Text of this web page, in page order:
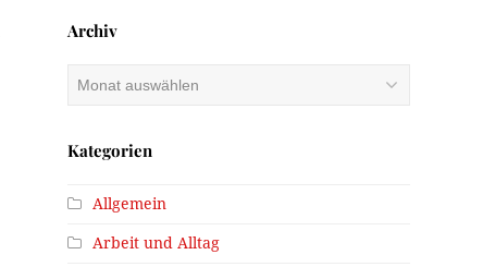
Archiv
Kategorien
Allgemein
Arbeit und Alltag